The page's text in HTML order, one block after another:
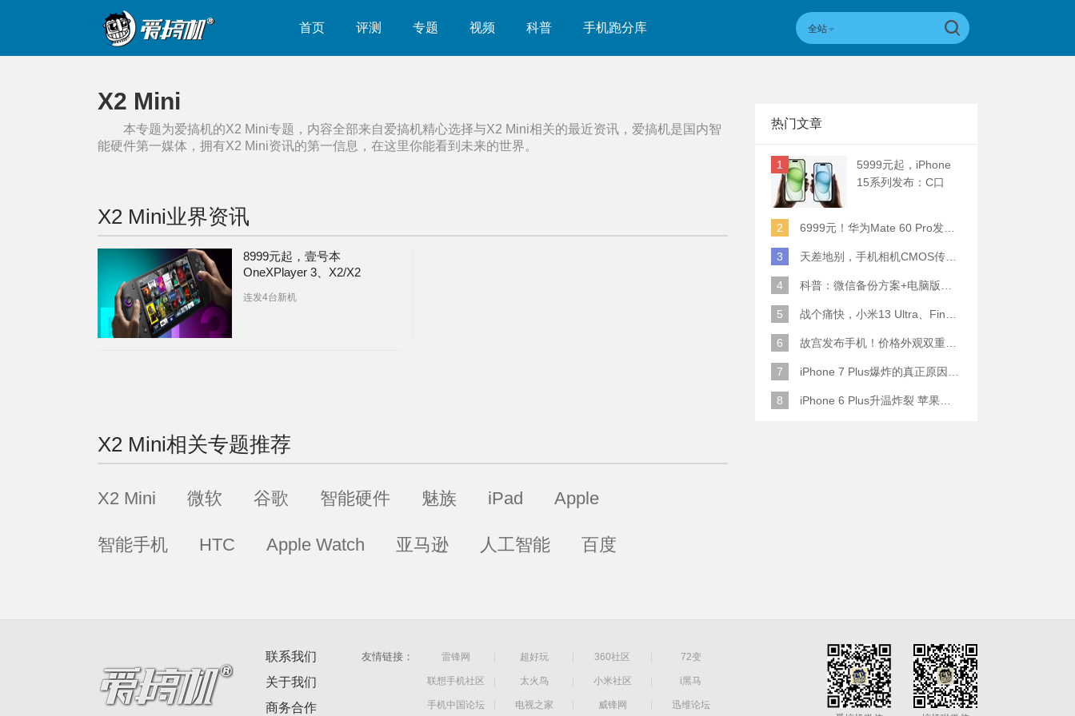
首页 评测 专题 视频 科普 手机跑分库 全站
X2 Mini
本专题为爱搞机的X2 Mini专题，内容全部来自爱搞机精心选择与X2 Mini相关的最近资讯，爱搞机是国内智
能硬件第一媒体，拥有X2 Mini资讯的第一信息，在这里你能看到未来的世界。
X2 Mini业界资讯
8999元起，壹号本
OneXPlayer 3、X2/X2
机实拍：英特尔Arc G3
连发4台新机
X2 Mini相关专题推荐
X2 Mini 微软 谷歌 智能硬件 魅族 iPad Apple
智能手机 HTC Apple Watch 亚马逊 人工智能 百度
热门文章
1
5999元起，iPhone
15系列发布：C口
2
6999元！华为Mate 60 Pro发布：麒麟9000S+卫星通话 (附初步跑分)
3 天差地别，手机相机CMOS传感器实际面积对比
4 科普：微信备份方案+电脑版丢失数据恢复指南
5 战个痛快，小米13 Ultra、Find X6 Pro、vivo X90 Pro+、小米12SU拍照横评
6 故宫发布手机！价格外观双重逆天！
7 iPhone 7 Plus爆炸的真正原因原来是这样
8 iPhone 6 Plus升温炸裂 苹果赔了一部全新的
联系我们
关于我们
商务合作
友情链接： 雷锋网 超好玩 360社区 72变
联想手机社区 太火鸟 小米社区 i黑马
手机中国论坛 电视之家 威锋网
迅维论坛